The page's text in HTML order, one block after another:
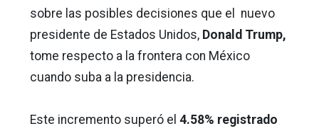
sobre las posibles decisiones que el nuevo
presidente de Estados Unidos, Donald Trump,
tome respecto a la frontera con México
cuando suba a la presidencia.
Este incremento superó el 4.58% registrado